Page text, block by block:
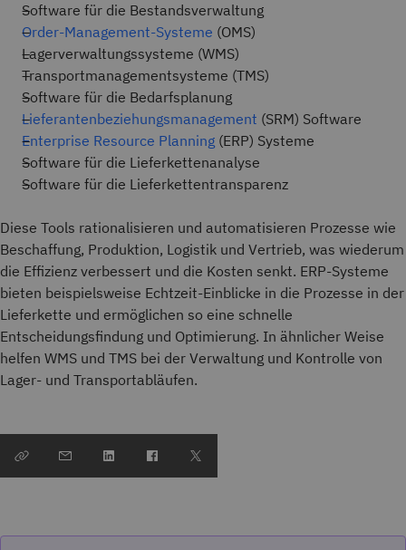
Software für die Bestandsverwaltung
Order-Management-Systeme (OMS)
Lagerverwaltungssysteme (WMS)
Transportmanagementsysteme (TMS)
Software für die Bedarfsplanung
Lieferantenbeziehungsmanagement (SRM) Software
Enterprise Resource Planning (ERP) Systeme
Software für die Lieferkettenanalyse
Software für die Lieferkettentransparenz
Diese Tools rationalisieren und automatisieren Prozesse wie
Beschaffung, Produktion, Logistik und Vertrieb, was wiederum
die Effizienz verbessert und die Kosten senkt. ERP-Systeme
bieten beispielsweise Echtzeit-Einblicke in die Prozesse in der
Lieferkette und ermöglichen so eine schnelle
Entscheidungsfindung und Optimierung. In ähnlicher Weise
helfen WMS und TMS bei der Verwaltung und Kontrolle von
Lager- und Transportabläufen.